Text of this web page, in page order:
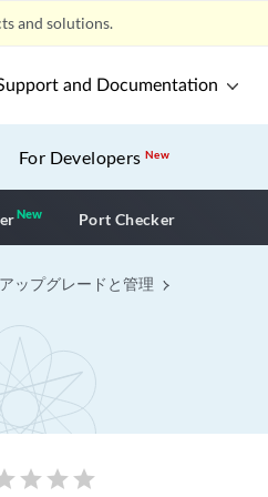
and solutions.
and Documentation
For DevelopersNew
NewNew application
Port Checker
ップグレードと管理
star star star